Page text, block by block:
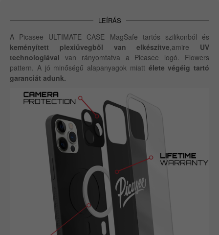
LEÍRÁS
A Picasee ULTIMATE CASE MagSafe tartós szilikonból és
keményített plexiüvegből van elkészítve,amire UV
technologiával van rányomtatva a Picasee logó. Flowers
pattern. A jó minőségű alapanyagok miatt élete végéig tartó
garanciát adunk.